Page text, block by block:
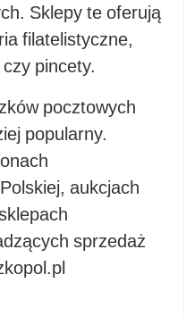
Sklepy te oferują
filatelistyczne,
pincety.
pocztowych
popularny.
aukcjach
sprzedaż